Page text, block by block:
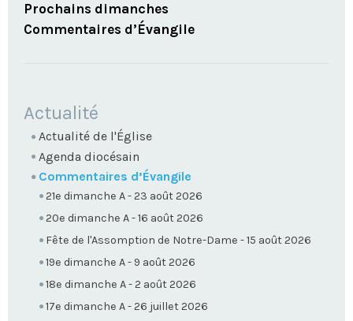
Prochains dimanches
Commentaires d’Évangile
NAVIGATION
Actualité
Actualité de l'Église
Agenda diocésain
Commentaires d’Évangile
21e dimanche A - 23 août 2026
20e dimanche A - 16 août 2026
Fête de l'Assomption de Notre-Dame - 15 août 2026
19e dimanche A - 9 août 2026
18e dimanche A - 2 août 2026
17e dimanche A - 26 juillet 2026